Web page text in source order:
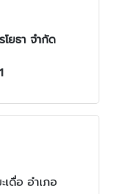
ยธา จำกัด
ดื่อ อำเภอ